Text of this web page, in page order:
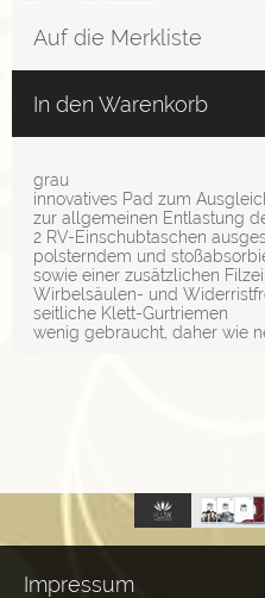
Auf die Merkliste
In den Warenkorb
grau
innovatives Pad zum
zur allgemeinen Entlastung
2 RV-Einschubtaschen
polsterndem und
sowie einer zusätzlichen
Wirbelsäulen- und
seitliche Klett-Gurtriemen
wenig gebraucht, daher wie
Impressum